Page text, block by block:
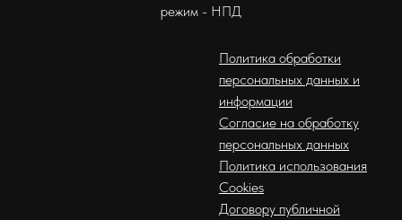
режим - НПД
Политика обработки
персональных данных и
информации
Согласие на обработку
персональных данных
Политика использования
Cookies
Договору публичной